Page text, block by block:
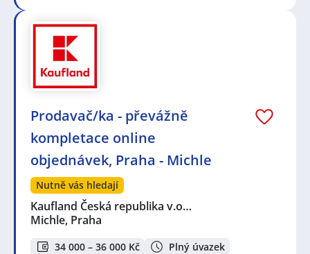
Prodavač/ka - převážně
kompletace online
objednávek, Praha - Michle
Nutně vás hledají
Kaufland Česká republika v.o…
Michle, Praha
34 000 – 36 000 Kč Plný úvazek